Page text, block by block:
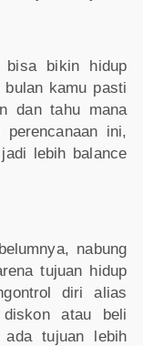
bisa bikin hidup
bulan kamu pasti
dan tahu mana
ini,
lebih balance
nabung
tujuan hidup
diri alias
diskon atau beli
tujuan lebih